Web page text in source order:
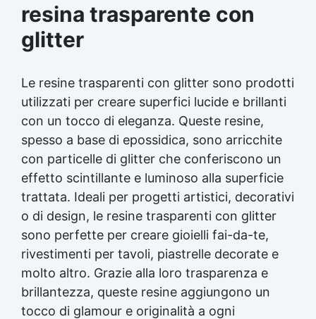
resina trasparente con
glitter
Le resine trasparenti con glitter sono prodotti
utilizzati per creare superfici lucide e brillanti
con un tocco di eleganza. Queste resine,
spesso a base di epossidica, sono arricchite
con particelle di glitter che conferiscono un
effetto scintillante e luminoso alla superficie
trattata. Ideali per progetti artistici, decorativi
o di design, le resine trasparenti con glitter
sono perfette per creare gioielli fai-da-te,
rivestimenti per tavoli, piastrelle decorate e
molto altro. Grazie alla loro trasparenza e
brillantezza, queste resine aggiungono un
tocco di glamour e originalità a ogni